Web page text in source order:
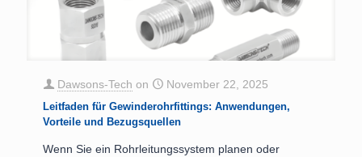
Dawsons-Tech on November 22, 2025
Leitfaden für Gewinderohrfittings: Anwendungen,
Vorteile und Bezugsquellen
Wenn Sie ein Rohrleitungssystem planen oder